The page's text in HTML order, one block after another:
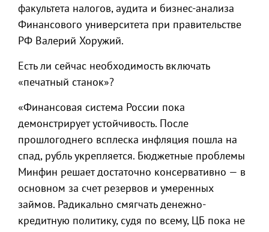
факультета налогов, аудита и бизнес-анализа
Финансового университета при правительстве
РФ Валерий Хоружий.
Есть ли сейчас необходимость включать
«печатный станок»?
«Финансовая система России пока
демонстрирует устойчивость. После
прошлогоднего всплеска инфляция пошла на
спад, рубль укрепляется. Бюджетные проблемы
Минфин решает достаточно консервативно — в
основном за счет резервов и умеренных
займов. Радикально смягчать денежно-
кредитную политику, судя по всему, ЦБ пока не